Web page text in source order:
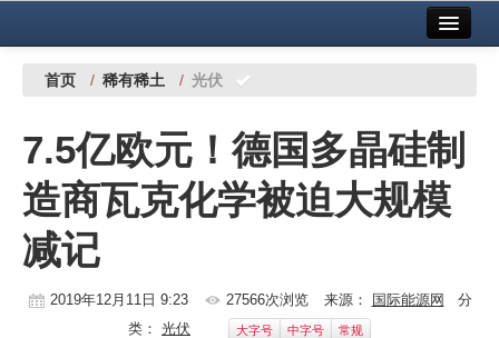
中国有色金属报社主办 广告服务
铜镍铅锌
铝
稀有稀土
有色市场
首页 / 稀有稀土 / 光伏
7.5亿欧元！德国多晶硅制
造商瓦克化学被迫大规模
减记
2019年12月11日 9:23 27566次浏览 来源： 国际能源网 分
类： 光伏 大字号 中字号 常规